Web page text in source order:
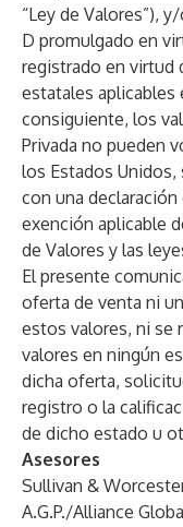
“Ley de Valores”),
D promulgado en
registrado en virtud
estatales aplicables
consiguiente, los
Privada no pueden
los Estados
con una
exención aplicable
de Valores y las
El presente
oferta de venta ni
estos valores, ni se
valores en ningún
dicha oferta,
registro o la
de dicho estado u
Asesores
Sullivan &
A.G.P./Alliance